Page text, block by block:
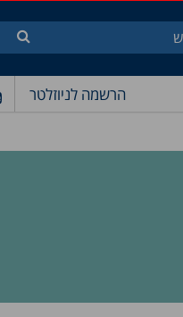
הרשמה לניוזלטר